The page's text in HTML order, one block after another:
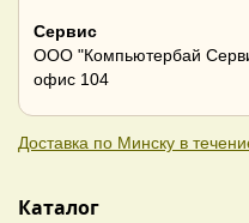
Сервис
ООО "Компьютербай
офис 104
Доставка по Минску в
Каталог